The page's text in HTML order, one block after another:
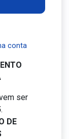
conta
ser
.
DE